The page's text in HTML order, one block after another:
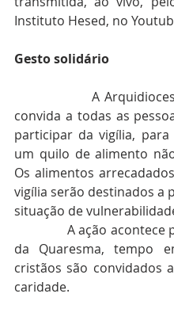
Instituto Hesed, no
Gesto solidário
A Arquidiocese
convida a todas as
participar da vigília, para
um quilo de alimento
Os alimentos
vigília serão destinados a
situação de
A ação acontece
da Quaresma, tempo
cristãos são convidados
caridade.